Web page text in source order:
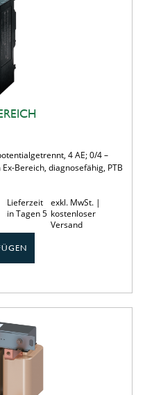
4 AE; 0/4 –
Bereich, diagnosefähig, PTB
Lieferzeit
in Tagen 5
exkl. MwSt. |
kostenloser
Versand